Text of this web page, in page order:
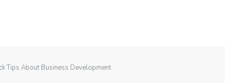
Tips About Business Development